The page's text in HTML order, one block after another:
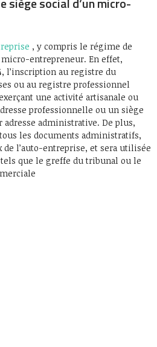
, y compris le régime de
entrepreneur. En effet,
l’inscription au registre du
ou au registre professionnel
une activité artisanale ou
professionnelle ou un siège
adresse administrative. De plus,
les documents administratifs,
l’auto-entreprise, et sera utilisée
que le greffe du tribunal ou le